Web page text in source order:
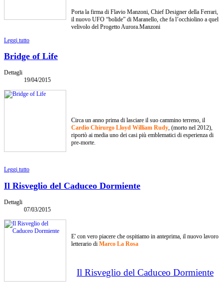
Porta la firma di Flavio Manzoni, Chief Designer della Ferrari,
il nuovo UFO “bolide” di Maranello, che fa l’occhiolino a quel
velivolo del Progetto Aurora.Manzoni
Leggi tutto
Bridge of Life
Dettagli
19/04/2015
Circa un anno prima di lasciare il suo cammino terreno, il
Cardio Chirurgo Lloyd William Rudy, (morto nel 2012),
riportò ai media uno dei casi più emblematici di esperienza di
pre-morte.
Leggi tutto
Il Risveglio del Caduceo Dormiente
Dettagli
07/03/2015
E' con vero piacere che ospitiamo in anteprima, il nuovo lavoro
letterario di Marco La Rosa
Il Risveglio del Caduceo Dormiente